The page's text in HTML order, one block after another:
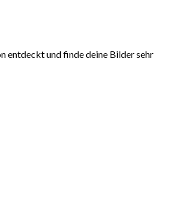
entdeckt und finde deine Bilder sehr